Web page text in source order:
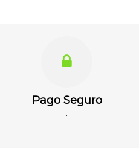
Pago Seguro
.